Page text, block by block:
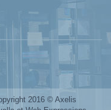
2016 © Axelis